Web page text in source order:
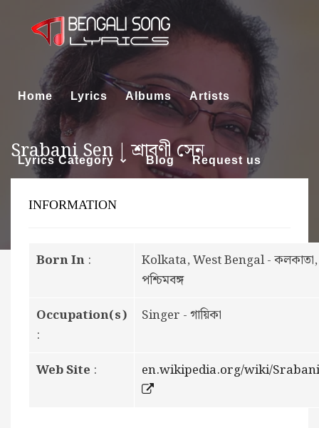
Home Lyrics Albums Artists
Lyrics Category Blog Request us
Srabani Sen | শ্রাবণী সেন
INFORMATION
Born In :
Kolkata, West Bengal - কলকাতা,
পশ্চিমবঙ্গ
Occupation(s)
:
Singer - গায়িকা
Web Site : en.wikipedia.org/wiki/